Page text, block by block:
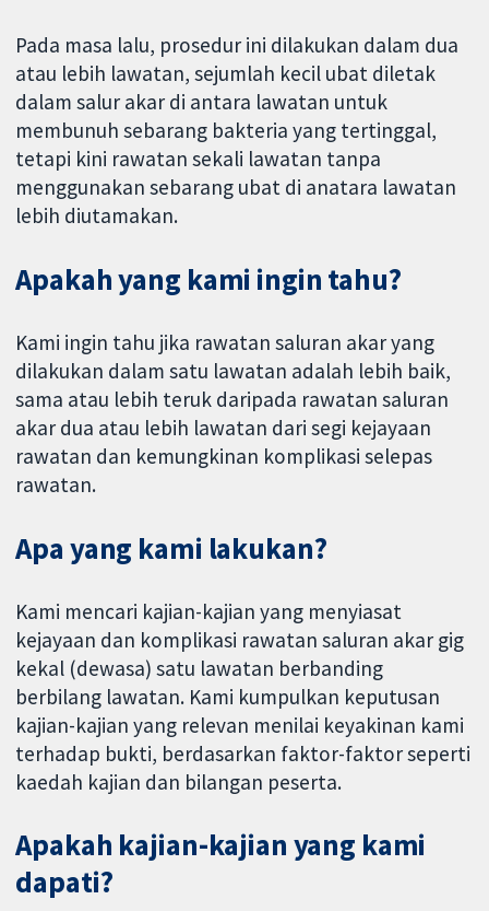
Pada masa lalu, prosedur ini dilakukan dalam dua
atau lebih lawatan, sejumlah kecil ubat diletak
dalam salur akar di antara lawatan untuk
membunuh sebarang bakteria yang tertinggal,
tetapi kini rawatan sekali lawatan tanpa
menggunakan sebarang ubat di anatara lawatan
lebih diutamakan.
Apakah yang kami ingin tahu?
Kami ingin tahu jika rawatan saluran akar yang
dilakukan dalam satu lawatan adalah lebih baik,
sama atau lebih teruk daripada rawatan saluran
akar dua atau lebih lawatan dari segi kejayaan
rawatan dan kemungkinan komplikasi selepas
rawatan.
Apa yang kami lakukan?
Kami mencari kajian-kajian yang menyiasat
kejayaan dan komplikasi rawatan saluran akar gig
kekal (dewasa) satu lawatan berbanding
berbilang lawatan. Kami kumpulkan keputusan
kajian-kajian yang relevan menilai keyakinan kami
terhadap bukti, berdasarkan faktor-faktor seperti
kaedah kajian dan bilangan peserta.
Apakah kajian-kajian yang kami
dapati?